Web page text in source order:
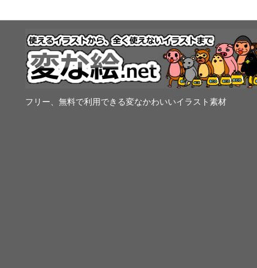
フリー、無料で利用できる変なかわいいイラスト素材